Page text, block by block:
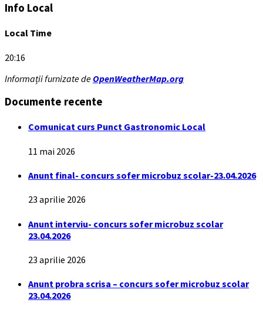
Info Local
Local Time
20:16
Informații furnizate de OpenWeatherMap.org
Documente recente
Comunicat curs Punct Gastronomic Local
11 mai 2026
Anunt final- concurs sofer microbuz scolar-23.04.2026
23 aprilie 2026
Anunt interviu- concurs sofer microbuz scolar
23.04.2026
23 aprilie 2026
Anunt probra scrisa – concurs sofer microbuz scolar
23.04.2026